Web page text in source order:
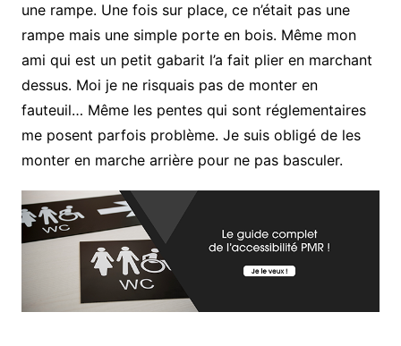
une rampe. Une fois sur place, ce n’était pas une
rampe mais une simple porte en bois. Même mon
ami qui est un petit gabarit l’a fait plier en marchant
dessus. Moi je ne risquais pas de monter en
fauteuil… Même les pentes qui sont réglementaires
me posent parfois problème. Je suis obligé de les
monter en marche arrière pour ne pas basculer.